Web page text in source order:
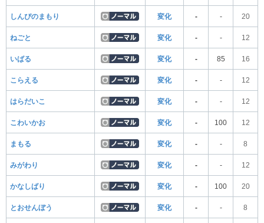
しんぴのまもり 変化 - - 20
ねごと 変化 - - 12
いばる 変化 - 85 16
こらえる 変化 - - 12
はらだいこ 変化 - - 12
こわいかお 変化 - 100 12
まもる 変化 - - 8
みがわり 変化 - - 12
かなしばり 変化 - 100 20
とおせんぼう 変化 - - 8